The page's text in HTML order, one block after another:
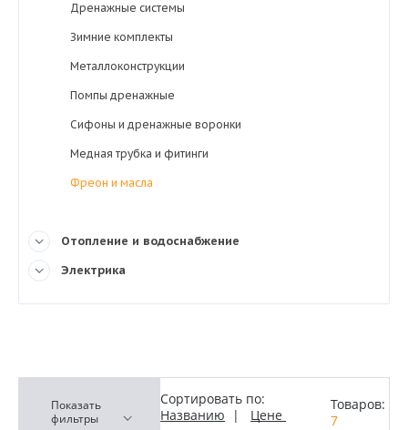
Дренажные системы
Зимние комплекты
Металлоконструкции
Помпы дренажные
Сифоны и дренажные воронки
Медная трубка и фитинги
Фреон и масла
Отопление и водоснабжение
Электрика
Показать
фильтры
Сортировать по:
Названию | Цене
Товаров:
7